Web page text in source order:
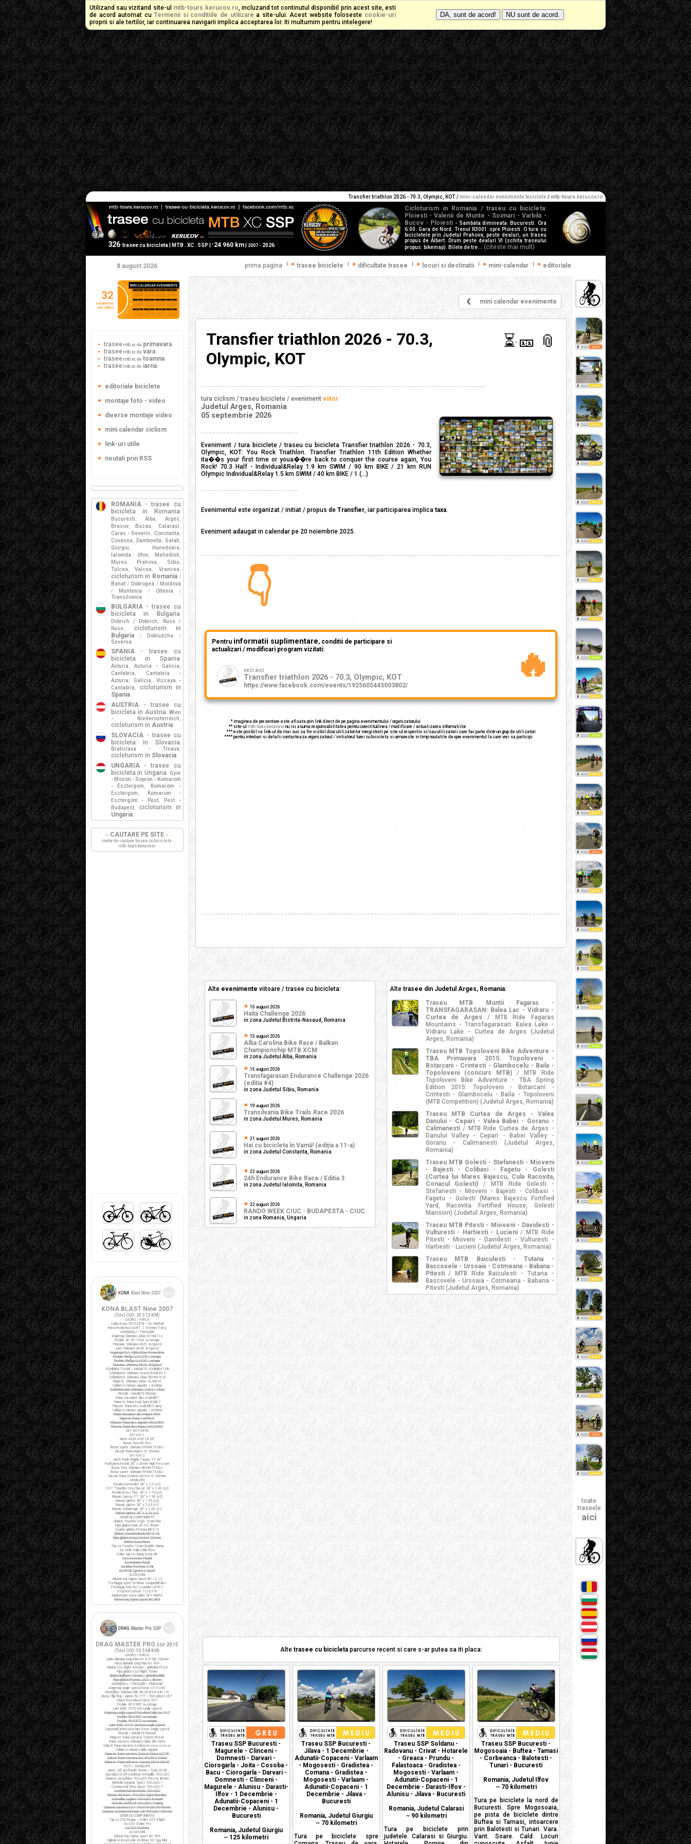
Utilizand sau vizitand site-ul mtb-tours.kerucov.ro, incluzand tot continutul disponibil prin acest site, esti
de acord automat cuTermenii si conditiile de utilizare a site-ului. Acest website foloseste cookie-uri
proprii si ale tertilor, iar continuarea navigarii implica acceptarea lor. Iti multumim pentru intelegere!
Transfier triathlon 2026 - 70.3, Olympic, KOT / mini-calendar evenimente biciclete/mtb-tours.kerucov.ro
Cicloturism in Romania / traseu cu bicicleta:
Ploiesti - Valenii de Munte - Soimari - Varbila -
Bucov - Ploiesti - Sambata dimineata. Bucuresti. Ora
6:00. Gara de Nord. Trenul R3001 spre Ploiesti. O tura cu
bicicletele prin Judetul Prahova, peste dealuri, un traseu
propus de Albert. Drum peste dealuri VI (schita traseului
propus: bikemap). Bilete de tre...
(citeste mai mult)
326 trasee cu bicicleta | MTB . XC . SSP | + 24 960 km 2007 - 2026
8 august 2026 prima pagina trasee biciclete dificultate trasee locuri si destinatii mini-calendar editoriale
toate
traseele
aici
mini calendar evenimente
Transfier triathlon 2026 - 70.3,
Olympic, KOT
⏳` 🎫 📎
tura ciclism / traseu biciclete / eveniment viitor
Judetul Arges, Romania
05 septembrie 2026
Eveniment / tura biciclete / traseu cu bicicleta Transfier triathlon 2026 - 70.3,
Olympic, KOT: You Rock Triathlon. Transfier Triathlon 11th Edition Whether
ita��s your first time or youa��re back to conquer the course again, You
Rock! 70.3 Half - Individual&Relay 1.9 km SWIM / 90 km BIKE / 21 km RUN
Olympic Individual&Relay 1.5 km SWIM / 40 km BIKE / 1 (...)
Evenimentul este organizat / initiat / propus de Transfier, iar participarea implica taxa.
Eveniment adaugat in calendar pe 20 noiembrie 2025.
👇
Pentru informatii suplimentare, conditii de participare si
actualizari / modificari program vizitati:
vezi aici
Transfier triathlon 2026 - 70.3, Olympic, KOT
https://www.facebook.com/events/1925605445003802/ 🔥
* imaginea de prezentare este afisata prin link direct de pe pagina evenimentului / organizatorului
** site-ul mtb-tours.kerucov.ro nu isi asuma responsabilitatea pentru corectitudinea / modificare / actualizarea informatiilor
*** este posibil ca link-ul de mai sus sa fie vizibil doar utilizatorilor inregistrati pe site-ul respectiv si/sau utilizatorii care fac parte dintr-un grup de utilizatori
**** pentru intrebari si detalii contacteaza organizatorul / initiatorul turei cu bicicleta si urmareste in timp noutatile despre evenimentul la care vrei sa participi
Alte evenimente viitoare / trasee cu bicicleta:
15 august 2026
Haita Challenge 2026
in zona Judetul Bistrita-Nasaud, Romania
15 august 2026
Alba Carolina Bike Race / Balkan
Championship MTB XCM
in zona Judetul Alba, Romania
15 august 2026
Transfagarasan Endurance Challenge 2026
(editia #4)
in zona Judetul Sibiu, Romania
19 august 2026
Transilvania Bike Trails Race 2026
in zona Judetul Mures, Romania
21 august 2026
Hai cu bicicleta în Vamă! (ediția a 11-a)
in zona Judetul Constanta, Romania
22 august 2026
24h Endurance Bike Race / Editia 3
in zona Judetul Ialomita, Romania
22 august 2026
RANDO WEEK CIUC - BUDAPESTA - CIUC
in zona Romania, Ungaria
Alte trasee din Judetul Arges, Romania:
Traseu MTB Muntii Fagaras -
TRANSFAGARASAN: Balea Lac - Vidraru -
Curtea de Arges / MTB Ride Fagaras
Mountains - Transfagarasan: Balea Lake -
Vidraru Lake - Curtea de Arges (Judetul
Arges, Romania)
Traseu MTB Topoloveni Bike Adventure -
TBA Primavara 2015: Topoloveni -
Botarcani - Crintesti - Glambocelu - Baila -
Topoloveni (concurs MTB)/ MTB Ride
Topoloveni Bike Adventure - TBA Spring
Edition 2015: Topoloveni - Botarcani -
Crintesti - Glambocelu - Baila - Topoloveni
(MTB Competition) (Judetul Arges, Romania)
Traseu MTB Curtea de Arges - Valea
Danului - Cepari - Valea Babei - Goranu -
Calimanesti/ MTB Ride Curtea de Arges -
Danului Valley - Cepari - Babei Valley -
Goranu - Calimanesti (Judetul Arges,
Romania)
Traseu MTB Golesti - Stefanesti - Mioveni
- Bajesti - Colibasi - Fagetu - Golesti
(Curtea lui Mares Bajescu, Cula Racovita,
Conacul Golesti) / MTB Ride Golesti -
Stefanesti - Mioveni - Bajesti - Colibasi -
Fagetu - Golesti (Mares Bajescu Fortified
Yard, Racovita Fortified House, Golesti
Mansion) (Judetul Arges, Romania)
Traseu MTB Pitesti - Mioveni - Davidesti -
Vulturesti - Hartiesti - Lucieni/ MTB Ride
Pitesti - Mioveni - Davidesti - Vulturesti -
Hartiesti - Lucieni (Judetul Arges, Romania)
Traseu MTB Baiculesti - Tutana -
Bascovele - Ursoaia - Cotmeana - Babana -
Pitesti/ MTB Ride Baiculesti - Tutana -
Bascovele - Ursoaia - Cotmeana - Babana -
Pitesti (Judetul Arges, Romania)
Alte trasee cu bicicletaparcurse recent si care s-ar putea sa iti placa:
Traseu SSP Bucuresti -
Magurele - Clinceni -
Domnesti - Darvari -
Ciorogarla - Joita - Cosoba -
Bacu - Ciorogarla - Darvari -
Domnesti - Clinceni -
Magurele - Alunisu - Darasti-
Ilfov - 1 Decembrie -
Adunatii-Copaceni - 1
Decembrie - Alunisu -
Bucuresti
Romania, Judetul Giurgiu
~ 125 kilometri
Traseu SSP Bucuresti -
Jilava - 1 Decembrie -
Adunatii-Copaceni - Varlaam
- Mogosesti - Gradistea -
Comana - Gradistea -
Mogosesti - Varlaam -
Adunatii-Copaceni - 1
Decembrie - Jilava -
Bucuresti
Romania, Judetul Giurgiu
~ 70 kilometri
Tura pe biciclete spre
Traseu SSP Soldanu -
Radovanu - Crivat - Hotarele
- Greaca - Prundu -
Falastoaca - Gradistea -
Mogosesti - Varlaam -
Adunatii-Copaceni - 1
Decembrie - Darasti-Ilfov -
Alunisu - Jilava - Bucuresti
Romania, Judetul Calarasi
~ 90 kilometri
Tura pe biciclete prin
judetele. Calarasi si Giurgiu.
Traseu SSP Bucuresti -
Mogosoaia - Buftea - Tamasi
- Corbeanca - Balotesti -
Tunari - Bucuresti
Romania, Judetul Ilfov
~ 70 kilometri
Tura pe biciclete la nord de
Bucuresti. Spre Mogosoaia,
pe pista de biciclete dintre
Buftea si Tamasi, intoarcere
prin Balotesti si Tunari. Vara.
Vant. Soare. Cald. Locuri
32
evenimente
ture ciclism
trasee mtb xc de primavara
trasee mtb xc de vara
trasee mtb xc de toamna
trasee mtb xc de iarna
editoriale biciclete
montaje foto - video
diverse montaje video
mini calendar ciclism
link-uri utile
noutati prin RSS
ROMANIA- trasee cu
bicicleta in Romania:
Bucuresti , Alba , Arges ,
Brasov, Buzau , Calarasi ,
Caras - Severin , Constanta ,
Covasna , Dambovita , Galati ,
Giurgiu , Hunedoara ,
Ialomita , Ilfov, Mehedinti ,
Mures , Prahova , Sibiu ,
Tulcea , Valcea , Vrancea ,
cicloturism in Romania /
Banat / Dobrogea / Moldova
/ Muntenia / Oltenia /
Transilvania
BULGARIA- trasee cu
bicicleta in Bulgaria:
Dobrich / Dobrich ,
Ruse /
Ruse,
cicloturism in
Bulgaria
/ Dobrudzha /
Severna
SPANIA- trasee cu
bicicleta in Spania:
Asturia , Asturia - Galicia ,
Cantabria ,
Cantabria -
Asturia , Galicia ,
Vizcaya -
Cantabria ,
cicloturism in
Spania
AUSTRIA- trasee cu
bicicleta in Austria: Wien
- Niederosterreich ,
cicloturism in Austria
SLOVACIA- trasee cu
bicicleta in Slovacia:
Bratislava - Trnava ,
cicloturism in Slovacia
UNGARIA- trasee cu
bicicleta in Ungaria: Gyor
- Moson - Sopron - Komarom
- Esztergom ,
Komarom -
Esztergom ,
Komarom -
Esztergom - Pest,
Pest -
Budapest,
cicloturism in
Ungaria
CAUTARE PE SITE
motor de cautare trasee cu bicicleta
mtb-tours.kerucov.ro
KONA BLAST Nine 2007
(Total ODO: 25.572 KM )
CADRU / FURCA
Cadru Kona 7005 MTB / XC Hardtail
Furca Rockshox DART 2 100mm/T.key
ANGRENAJ / PEDALIER
Angrenaj Shimano Alivio FC-M411-L
Pedale VP VP-199A cu ratrape
Pinioane Shimano HG51 8-Speed
Lant Shimano HG50 8-Speed
Angrenaj FSA Alpha Drive Powerdrive
Pedale Wellgo LU-C27G / ratrape
Pedale Wellgo LU-926 / ratrape
Pinioane Shimano HG40 8-Speed
SCHIMBATOARE / MANETE SCHIMBATOR
Schimbator Shimano Acera FD-M330 F
Schimbator Shimano Alivio RD-M410 R
Manete Shimano Alivio SL-M410
Cabluri si camasi Jagwire / Ashima
Schimbatoare Shimano Acera / Alivio
FRANE / MANETE FRANA
Frane mecanice disc Avid BB7
Manete frana Avid Speed Dial 7
Placute frana Disc Avid BB7/Juicy
Cabluri si camasi Jagwire / Ashima
Frane mecanice disc Hayes MX4
Manete frana Avid FR-5
Placute frana disc Jagwire MX2/MX4
Placute frana disc Hayes MX2/MX4
SET ROTI MTB
Set roti 1:
Jante ALEX ACE-18 26"
Butuc fata KK Disc
Butuc spate Shimano FH-M475 Disc
Discuri frana Hayes IS 160mm
Set roti 2:
Jante Ryde/Rigida Taurus-19 26"
Fond janta Kenda 26" x 20mm High Pressure
Butuc fata Shimano HB-M475 Disc
Butuc spate Shimano FH-M475 Disc
Discuri frana Ashima Airotor IS 160mm
ANVELOPE
Kenda Kontender 26" x 1.0 (x2)
CST Traveller City Classic 26" x 1.40 (x2)
Kenda Kross Plus 26" x 1.75 (x2)
Maxxis Larsen TT 26" x 1.90 (x2)
Maxxis Ignitor 26" x 1.95 (x2)
Maxxis Ignitor 26" x 2.35 (x1)
Maxxis Advantage 26" x 2.40 (x1)
Maxxis Ignitor 26" x 2.10 (x2)
DIVERSE COMPONENTE
Ghidon Truvativ Stylo Team Flat
Pipa ghidon Funn XC HS 90mm
Coarne ghidon Promax BE-315
Ghidon Amoeba Borla M310 XC
Pipa ghidon Kona Control 100mm
Ghidon Kona Riser
Tija sa Truvativ Team Double Clamp
Sa Selle Italia Q-bik Flow
Colier tija sa Clamp Kona QR
Tisa sa Kona Thumb
Sa Noname Road
Sa Bike Positive ATB
Sa WTB Speed V Sport
ACCESORII
Kilometraj Sigma Sport BC 12.12
Portbagaj spate M-Wave compatibil disc
Portbagaj fata XLC Lowrider LR-F01
Stop led Cateye TL-LD170
Aparatoare noroi cadru SKS Mud-X
Kilometraj Sigma Sport BC 906
DRAG MASTER PRO SSP 2015
(Total ODO: 53.568 KM )
CADRU / FURCA
Cadru aluminiu Drag Master A7+ DB 520mm
Furca aluminiu Drag Master A6+
Ghidon Cox Flight 400mm / ghidolina Fi'zi:k
Pipa ghidon Cox Flight 70mm
Ghidon bullhorn 420mm / ghidolina BBB
Pipa ghidon Promax 25.4 / 80mm
ANGRENAJ / PEDALIER / PINIOANE
Angrenaj single speed Force C5.5 48T
Monobloc Shimano BB UN-26 BSA 68/110
Butuc flip-flop / pinion fix 17T / freewheel 16T
Pinion Freewheel Dicta 16T
Pedale VP-398T cu ratrape
Lant KMC Z510-HX single-speed
Angrenaj single speed Prowheel Hipster 44T
Pedale VP-399T cu ratrape
Pedale VP-397T cu ratrape
Lant KMC Z410 Ventura single-speed
(optional) Intinzator lant Force single-speed
FRANE / MANETE FRANA
Manete frana cursiera Tektro RL340
Frane cursiera Shimano Claris BR-2400
Saboti frana cursiera AshimaARS72CR-M-HU-AL
Cabluri si camasi cablu Jagwire
Manete frana cursiera Saccon Dekor LD77P
Saboti frana cursiera XLC BS-R05 55mm
Manete frana ciclocros Saccon LRA329D4P
ROTI / ANVELOPE
Jante 28" profil inalt 50mm / fond Zefal
Specialized All Condition Armadillo 700x23C
Camere Decathlon 700x23C Presta 80mm
Michelin Dynamic Sport 700x23C *
Continental Ultra Sport 700x23C *
Continental Gatorskin 700x23C
Maxxis Re-Fuse 700x23C Nylon Breaker
Schwalbe Lugano 700x23C K-Guard
Vittoria Zaffiro III 700x23C Training
Camere cursiera CST 700x19-23C FV 60mm
Camere Continental Race 28 700x23C S60mm
DIVERSE COMPONENTE
Tija sa COX Rogue / Colier COX X-light
Sa COX Strike Pro
Sa COX ProRace
ACCESORII
Kilometraj Sigma Sport BC 906
Oglinda retrovizoare M-Wave 3D Spy Mini